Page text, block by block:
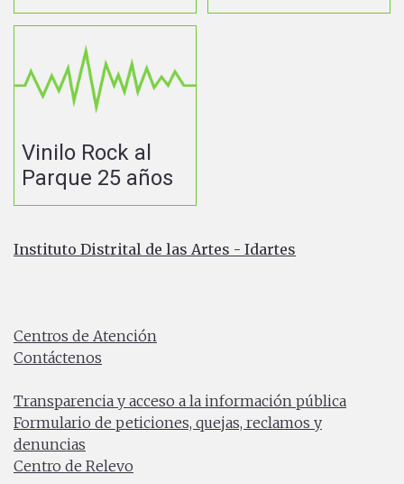
Vinilo Rock al
Parque 25 años
Instituto Distrital de las Artes - Idartes
Centros de Atención
Contáctenos
Transparencia y acceso a la información pública
Formulario de peticiones, quejas, reclamos y
denuncias
Centro de Relevo